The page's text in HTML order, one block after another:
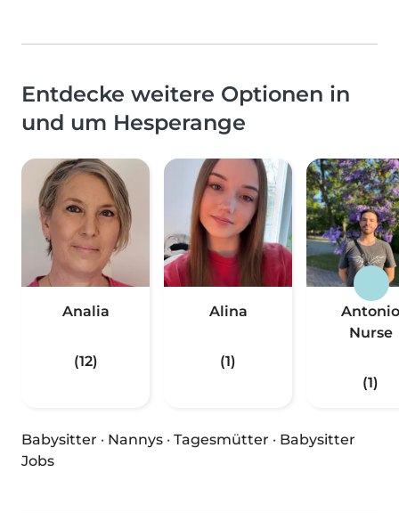
Entdecke weitere Optionen in
und um Hesperange
Analia
(12)
Alina
(1)
Antonio
Nurse
(1)
Babysitter · Nannys · Tagesmütter · Babysitter
Jobs